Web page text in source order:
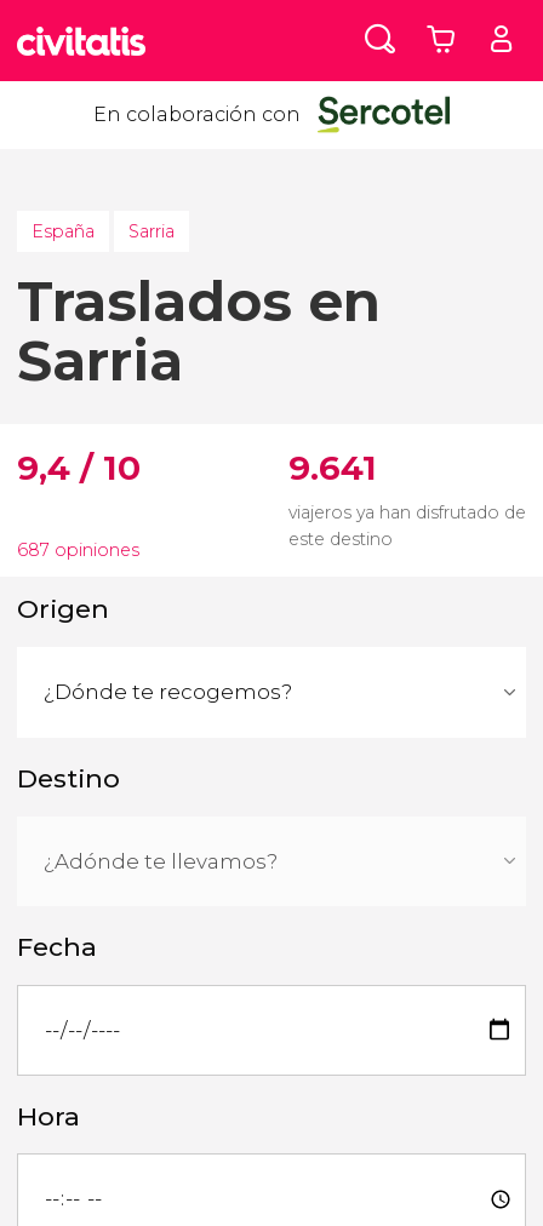
En colaboración con
España Sarria
Traslados en
Sarria
9,4 / 10
687 opiniones
9.641
viajeros ya han disfrutado de
este destino
Origen
Destino
Fecha
Hora